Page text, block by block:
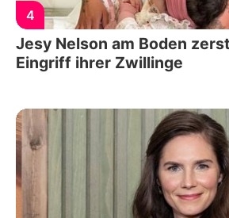
4
Jesy Nelson am Boden
Eingriff ihrer Zwillinge